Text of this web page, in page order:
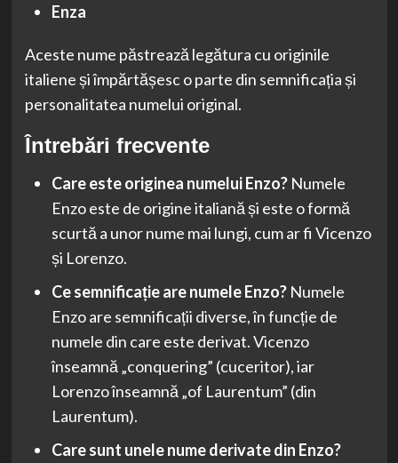
Enza
Aceste nume păstrează legătura cu originile
italiene și împărtășesc o parte din semnificația și
personalitatea numelui original.
Întrebări frecvente
Care este originea numelui Enzo?Numele
Enzo este de origine italiană și este o formă
scurtă a unor nume mai lungi, cum ar fi Vicenzo
și Lorenzo.
Ce semnificație are numele Enzo?Numele
Enzo are semnificații diverse, în funcție de
numele din care este derivat. Vicenzo
înseamnă „conquering” (cuceritor), iar
Lorenzo înseamnă „of Laurentum” (din
Laurentum).
Care sunt unele nume derivate din Enzo?